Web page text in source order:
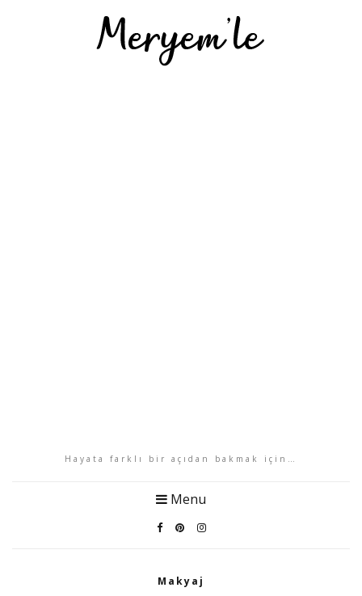
Hayata farklı bir açıdan bakmak için…
Menu
Makyaj